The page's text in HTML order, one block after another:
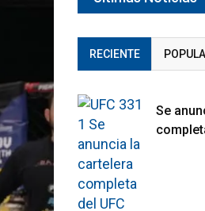
RECIENTE
Se